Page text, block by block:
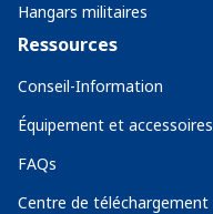
Hangars militaires
Ressources
Conseil-Information
Équipement et accessoires
FAQs
Centre de téléchargement